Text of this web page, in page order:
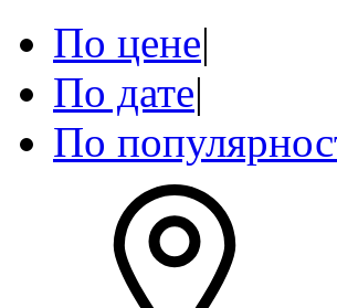
По цене|
По дате|
По